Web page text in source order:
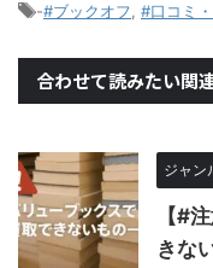
-#ブックオフ #口コミ
合わせて読みたい関
ジャン
【#
きな